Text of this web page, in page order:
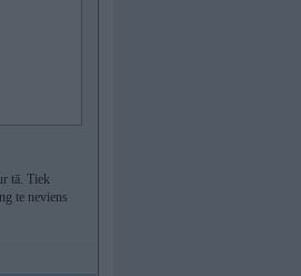
tā. Tiek
te neviens